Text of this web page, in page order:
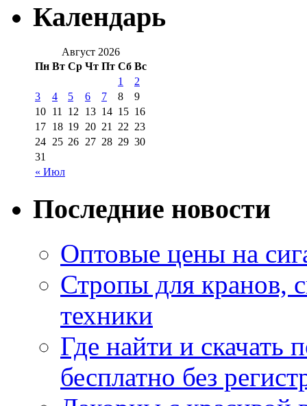
Календарь
Август 2026
Пн Вт Ср Чт Пт Сб Вс
« Июл
1
2
3
4 5 6 7 8
9
10 11 12 13 14 15 16
17 18 19 20 21 22 23
24 25 26 27 28 29 30
31
Последние новости
Оптовые цены на
Стропы для кранов,
техники
Где найти и
бесплатно без